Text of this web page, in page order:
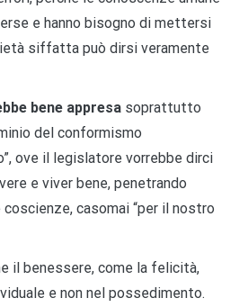
e hanno bisogno di mettersi
siffatta può dirsi veramente
bene appresa soprattutto
del conformismo
ove il legislatore vorrebbe dirci
e viver bene, penetrando
casomai “per il nostro
il benessere, come la felicità,
e non nel possedimento.